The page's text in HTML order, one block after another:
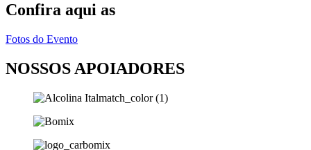
Confira aqui as
Fotos do Evento
NOSSOS APOIADORES